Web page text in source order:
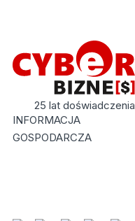
25 lat doświadczenia
INFORMACJA
GOSPODARCZA